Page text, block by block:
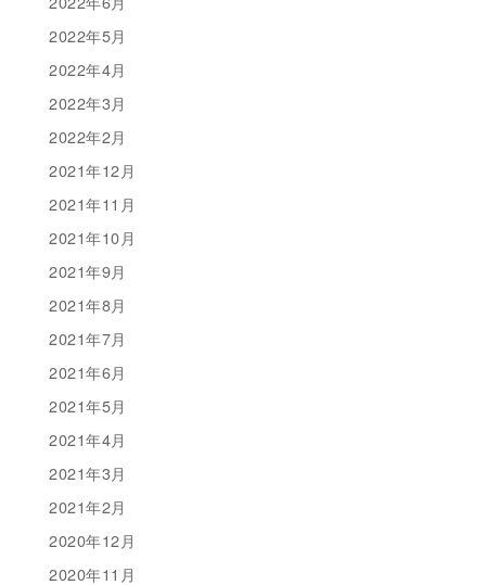
2022年5月
2022年4月
2022年3月
2022年2月
2021年12月
2021年11月
2021年10月
2021年9月
2021年8月
2021年7月
2021年6月
2021年5月
2021年4月
2021年3月
2021年2月
2020年12月
2020年11月